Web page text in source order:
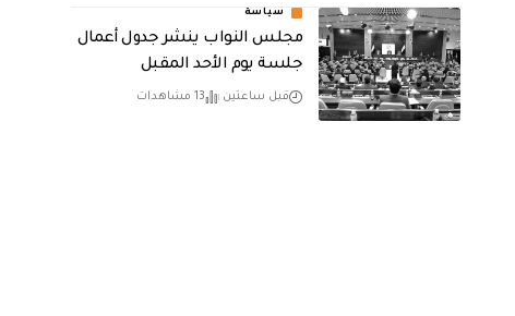
سياسة
مجلس النواب ينشر جدول أعمال
جلسة يوم الأحد المقبل
قبل ساعتين 13 مشاهدات